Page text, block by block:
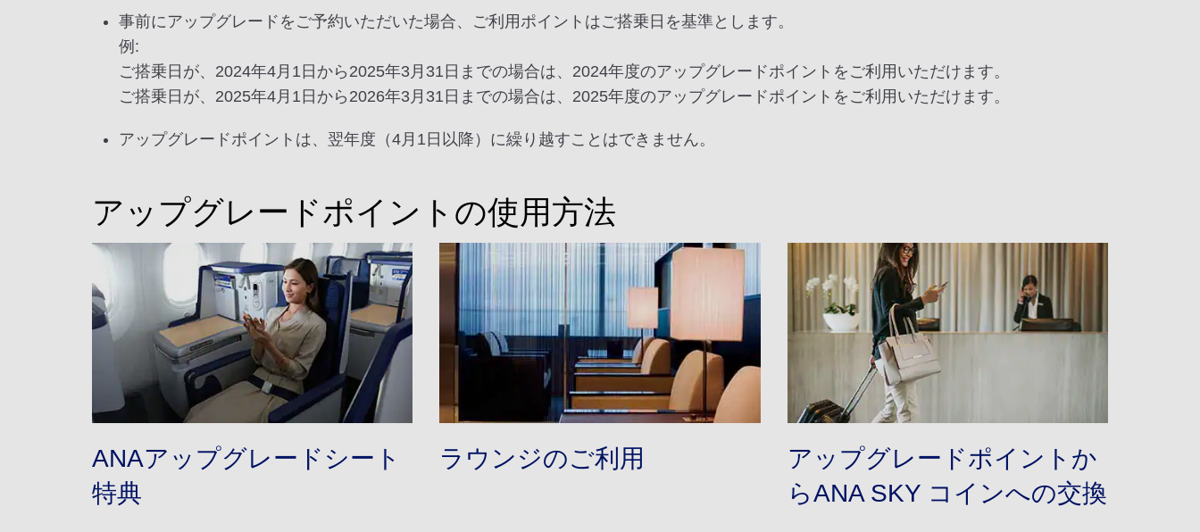
事前にアップグレードをご予約いただいた場合、ご利用ポイントはご搭乗日を基準とします。
例:
ご搭乗日が、2024年4月1日から2025年3月31日までの場合は、2024年度のアップグレードポイントをご利用いただけます。
ご搭乗日が、2025年4月1日から2026年3月31日までの場合は、2025年度のアップグレードポイントをご利用いただけます。
アップグレードポイントは、翌年度（4月1日以降）に繰り越すことはできません。
アップグレードポイントの使用方法
ANAアップグレードシート
特典
ラウンジのご利用
アップグレードポイントか
らANA SKY コインへの交換